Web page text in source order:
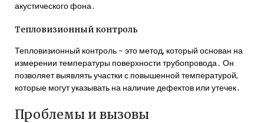
акустического фона․
Тепловизионный контроль
Тепловизионный контроль – это метод, который основан на
измерении температуры поверхности трубопровода․ Он
позволяет выявлять участки с повышенной температурой,
которые могут указывать на наличие дефектов или утечек․
Проблемы и вызовы